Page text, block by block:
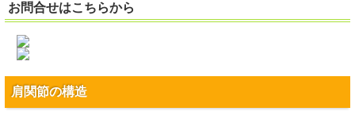
お問合せはこちらから
肩関節の構造